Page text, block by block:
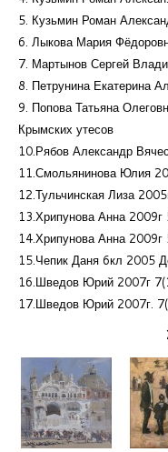
5. Кузьмин Роман
6. Лыкова Мария
7. Мартынов Сергей
8. Петрунина Екатерина
9. Попова Татьяна
Крымских утесов
10.Рябов Александр
11.Смольянинова Юлия
12.Тульчинская Лиза
13.Хрипунова Анна 2009г
14.Хрипунова Анна 2009г
15.Чепик Даня 6кл 2005
16.Шведов Юрий 2007г
17.Шведов Юрий 2007г.